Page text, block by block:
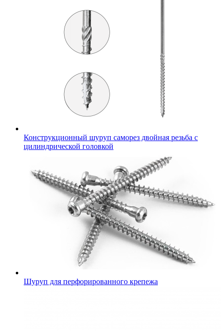
Конструкционный шуруп саморез двойная резьба с
цилиндрической головкой
Шуруп для перфорированного крепежа